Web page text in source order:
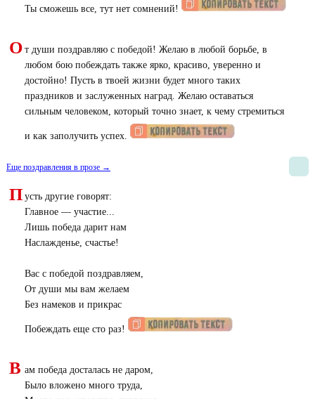
Ты сможешь все, тут нет сомнений!
О т души поздравляю с победой! Желаю в любой борьбе, в
любом бою побеждать также ярко, красиво, уверенно и
достойно! Пусть в твоей жизни будет много таких
праздников и заслуженных наград. Желаю оставаться
сильным человеком, который точно знает, к чему стремиться
и как заполучить успех.
Еще поздравления в прозе →
П усть другие говорят:
Главное — участие...
Лишь победа дарит нам
Наслажденье, счастье!
Вас с победой поздравляем,
От души мы вам желаем
Без намеков и прикрас
Побеждать еще сто раз!
В ам победа досталась не даром,
Было вложено много труда,